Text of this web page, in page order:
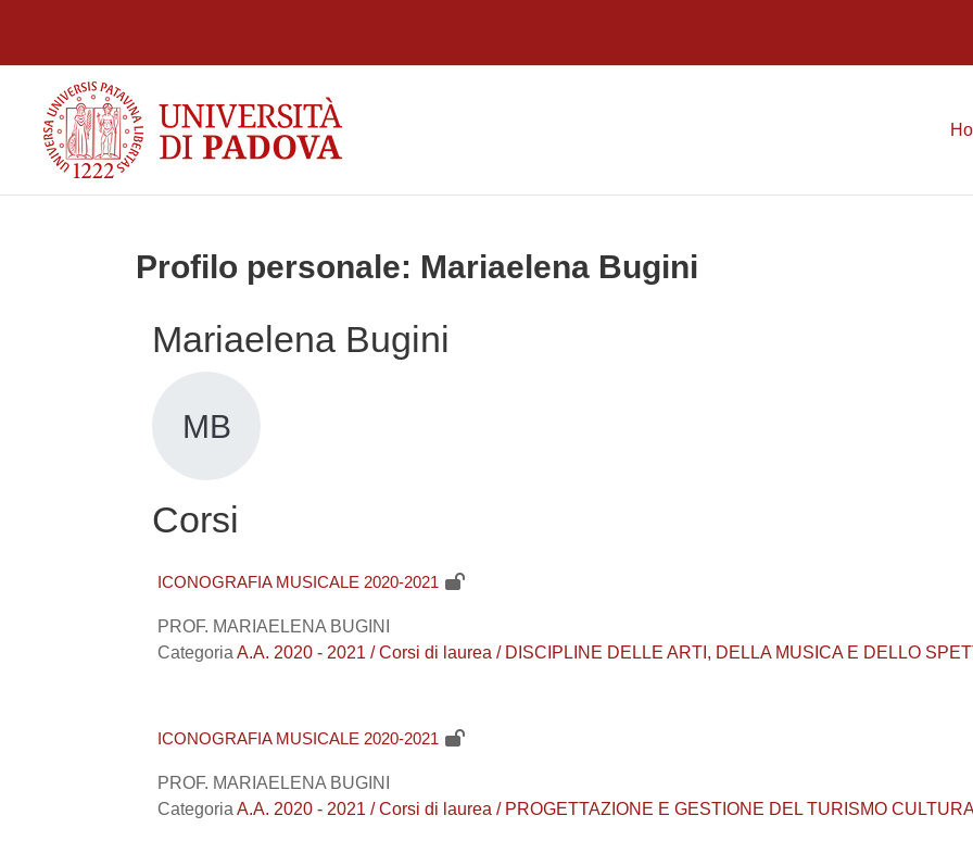
Profilo personale: Mariaelena Bugini
Mariaelena Bugini
MB
Corsi
ICONOGRAFIA MUSICALE 2020-2021
PROF. MARIAELENA BUGINI
Categoria A.A. 2020 - 2021 / Corsi di laurea / DISCIPLINE DELLE ARTI, DELLA MUSICA E DELLO
ICONOGRAFIA MUSICALE 2020-2021
PROF. MARIAELENA BUGINI
Categoria A.A. 2020 - 2021 / Corsi di laurea / PROGETTAZIONE E GESTIONE DEL TURISMO